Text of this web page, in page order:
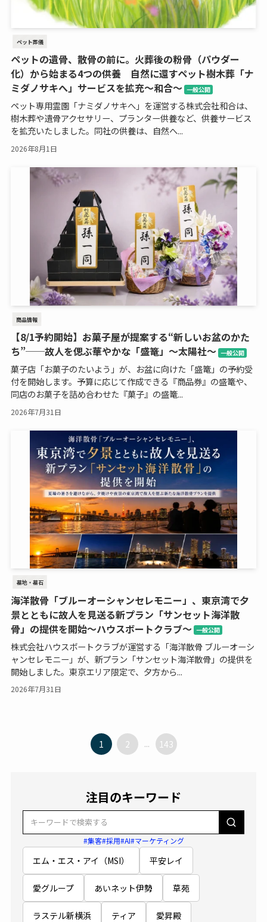
ペット葬儀
ペットの遺骨、散骨の前に。火葬後の粉骨（パウダー
化）から始まる4つの供養 自然に還すペット樹木葬「ナ
ミダノサキへ」サービスを拡充～和合～ 一般公開
ペット専用霊園「ナミダノサキへ」を運営する株式会社和合は、
樹木葬や遺骨アクセサリー、プランター供養など、供養サービス
を拡充いたしました。同社の供養は、自然へ...
2026年8月1日
商品情報
【8/1予約開始】お菓子屋が提案する“新しいお盆のかた
ち”──故人を偲ぶ華やかな「盛篭」～太陽社～ 一般公開
菓子店「お菓子のたいよう」が、お盆に向けた「盛篭」の予約受
付を開始します。予算に応じて作成できる『商品券』の盛篭や、
同店のお菓子を詰め合わせた『菓子』の盛篭...
2026年7月31日
墓地・墓石
海洋散骨「ブルーオーシャンセレモニー」、東京湾で夕
景とともに故人を見送る新プラン「サンセット海洋散
骨」の提供を開始～ハウスボートクラブ～ 一般公開
株式会社ハウスボートクラブが運営する「海洋散骨 ブルーオーシ
ャンセレモニー」が、新プラン「サンセット海洋散骨」の提供を
開始しました。東京エリア限定で、夕方から...
2026年7月31日
1 2 ... 143
注目のキーワード
#集客#採用#AI#マーケティング
エム・エス・アイ（MSI） 平安レイ
愛グループ あいネット伊勢 草苑
ラステル新横浜 ティア 愛昇殿